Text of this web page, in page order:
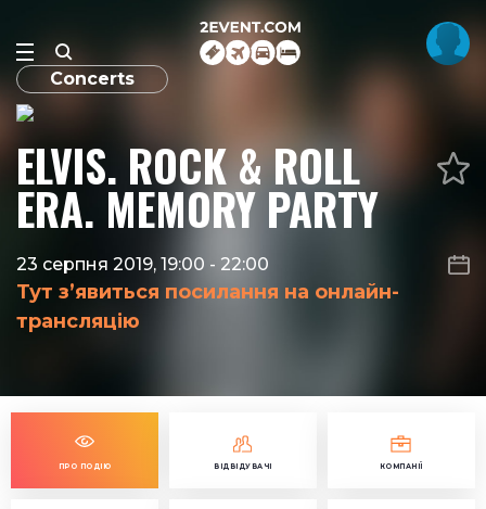
Concerts
ELVIS. ROCK & ROLL
ERA. MEMORY PARTY
23 серпня 2019, 19:00 - 22:00
Тут з’явиться посилання на онлайн-
трансляцію
ПРО ПОДІЮ ВІДВІДУВАЧІ КОМПАНІЇ